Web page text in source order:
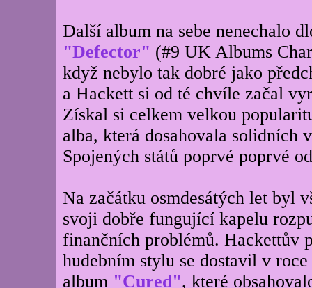
Další album na sebe nenechalo
"Defector" (#9 UK Albums
když nebylo tak dobré jako
a Hackett si od té chvíle začal
Získal si celkem velkou
alba, která dosahovala solidních
Spojených států poprvé poprvé
Na začátku osmdesátých let byl
svoji dobře fungující kapelu
finančních problémů. Hackettův
hudebním stylu se dostavil v
album "Cured", které